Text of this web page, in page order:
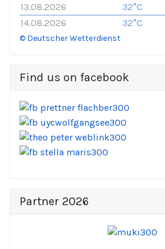
13.08.2026
32°C
14.08.2026
32°C
© Deutscher Wetterdienst
Find us on facebook
Partner 2026